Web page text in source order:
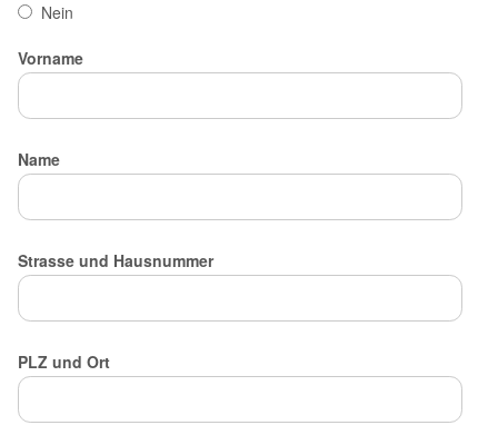
Nein
Vorname
Name
Strasse und Hausnummer
PLZ und Ort